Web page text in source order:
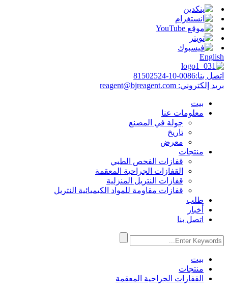
English
اتصل بنا:0086-10-81502524
بريد إلكتروني:
بيت
معلومات عنا
جولة في المصنع
تاريخ
معرض
منتجات
قفازات الفحص الطبي
القفازات الجراحية المعقمة
قفازات النتريل المنزلية
قفازات مقاومة للمواد الكيميائية النتريل
طلب
أخبار
اتصل بنا
بيت
منتجات
القفازات الجراحية المعقمة